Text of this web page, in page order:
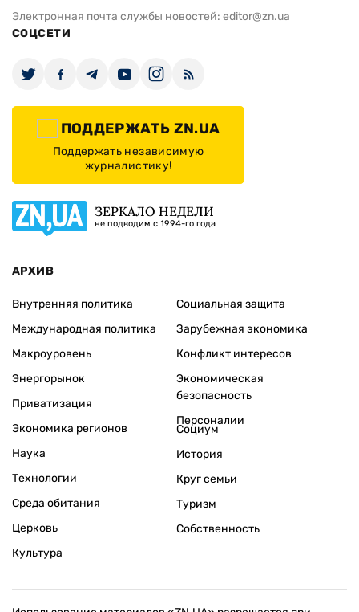
Электронная почта службы новостей: editor@zn.ua
СОЦСЕТИ
ПОДДЕРЖАТЬ ZN.UA
Поддержать независимую
журналистику!
ЗЕРКАЛО НЕДЕЛИ
не подводим с 1994-го года
АРХИВ
Внутренняя политика
Международная политика
Макроуровень
Энергорынок
Приватизация
Экономика регионов
Социальная защита
Зарубежная экономика
Конфликт интересов
Экономическая
безопасность
Персоналии
Наука
Технологии
Среда обитания
Церковь
Культура
Социум
История
Круг семьи
Туризм
Собственность